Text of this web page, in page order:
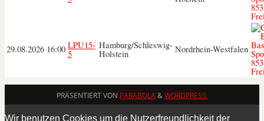
29.08.2026 16:00 LPU15-
5
Hamburg/Schleswig-
Holstein Nordrhein-Westfalen
PRÄSENTIERT VON PARABOLA&WORDPRESS.
Wir benutzen Cookies um die Nutzerfreundlichkeit der